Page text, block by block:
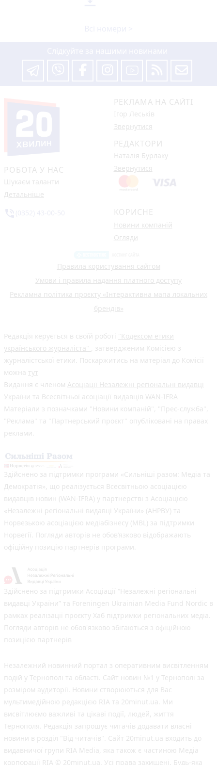
РОБОТА У НАС
Шукаєм таланти
Детальніше
РЕКЛАМА НА САЙТІ
Ігор Леськів
Звернутися
РЕДАКТОРИ
Наталія Бурлаку
Звернутися
КОРИСНЕ
Новини компаній
Огляди
Правила користування сайтом
Умови і правила надання платного доступу
Рекламна політика проєкту «Інтерактивна мапа локальних
брендів»
Редакція керується в своїй роботі "Кодексом етики
українського журналіста" , затвердженим Комісією з
журналістської етики. Поскаржитись на матеріал до Комісії
можна тут
Видання є членом Асоціації Незалежні регіональні видавці
України та Всесвітньої асоціації видавців WAN-IFRA
Матеріали з позначками "Новини компаній", "Прес-служба",
"Реклама" та "Партнерський проєкт" опубліковані на правах
реклами.
Здійснено за підтримки програми «Сильніші разом: Медіа та
Демократія», що реалізується Всесвітньою асоціацією
видавців новин (WAN-IFRA) у партнерстві з Асоціацією
«Незалежні регіональні видавці України» (АНРВУ) та
Норвезькою асоціацією медіабізнесу (MBL) за підтримки
Норвегії. Погляди авторів не обов’язково відображають
офіційну позицію партнерів програми.
Здійснено за підтримки Асоціації “Незалежні регіональні
видавці України” та Foreningen Ukrainian Media Fund Nordic в
рамках реалізації проєкту Хаб підтримки регіональних медіа.
Погляди авторів не обов'язково збігаються з офіційною
позицією партнерів
Незалежний новинний портал з оперативним висвітленням
подій у Тернополі та області. Сайт новин №1 у Тернополі за
розміром аудиторії. Новини створюються для Вас
мультимедійною редакцією RIA та 20minut.ua. Ми
висвітлюємо важливі та цікаві події, людей, життя
Тернополя. Редакція запрошує читачів додавати власні
новини в розділ "Від читачів". Сайт 20minut.ua входить до
видавничої групи RIA Media, яка також є частиною Медіа
корпорації RIA © 20minut.ua. Усі права захищені. Будь-яка